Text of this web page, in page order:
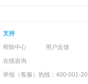
支持
帮助中心
用户反馈
在线咨询
举报（客服）热线：400-001-